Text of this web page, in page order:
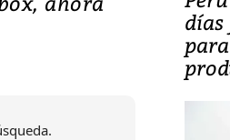
con
inversión
días